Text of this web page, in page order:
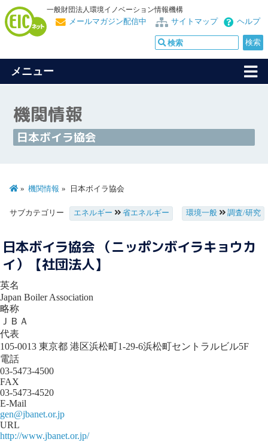
一般財団法人環境イノベーション情報機構
ヘルプ
サイトマップ
メールマガジン配信中
メニュー
機関情報
日本ボイラ協会
機関情報 日本ボイラ協会
サブカテゴリー エネルギー 省エネルギー 環境一般 調査/研究
日本ボイラ協会 （ニッポンボイラキョウカ
イ）【社団法人】
英名
Japan Boiler Association
略称
ＪＢＡ
代表
105-0013 東京都 港区浜松町1-29-6浜松町セントラルビル5F
電話
03-5473-4500
FAX
03-5473-4520
E-Mail
gen@jbanet.or.jp
URL
http://www.jbanet.or.jp/